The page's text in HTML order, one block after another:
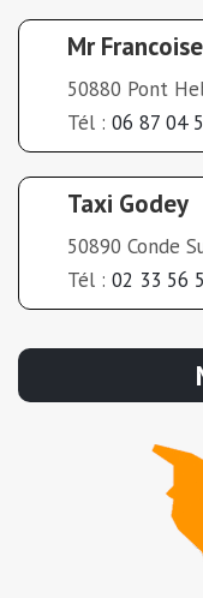
Mr
50880 Pont
Tél : 06 87 04
Taxi Godey
50890 Conde
Tél : 02 33 56